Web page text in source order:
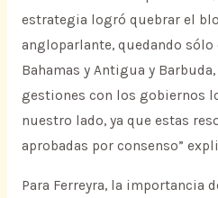
estrategia logró quebrar el
angloparlante, quedando sólo
Bahamas y Antigua y
gestiones con los gobiernos
nuestro lado, ya que estas
aprobadas por consenso”
Para Ferreyra, la importancia